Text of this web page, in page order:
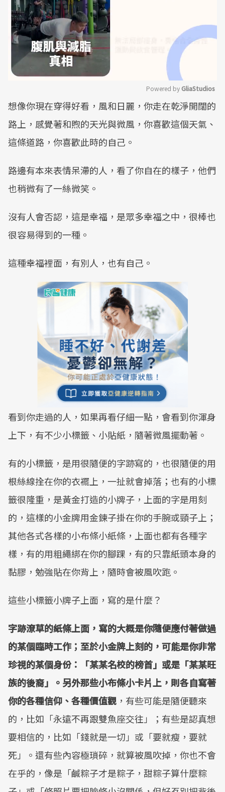
Mute
Powered by GliaStudios
想像你現在穿得好看，風和日麗，你走在乾淨開闊的
路上，感覺著和煦的天光與微風，你喜歡這個天氣、
這條道路，你喜歡此時的自己。
路邊有本來表情呆滯的人，看了你自在的樣子，他們
也稍微有了一絲微笑。
沒有人會否認，這是幸福，是眾多幸福之中，很棒也
很容易得到的一種。
這種幸福裡面，有別人，也有自己。
看到你走過的人，如果再看仔細一點，會看到你渾身
上下，有不少小標籤、小貼紙，隨著微風擺動著。
有的小標籤，是用很隨便的字跡寫的，也很隨便的用
根絲線拴在你的衣襬上，一扯就會掉落；也有的小標
籤很隆重，是黃金打造的小牌子，上面的字是用刻
的，這樣的小金牌用金鍊子掛在你的手腕或頸子上；
其他各式各樣的小布條小紙條，上面也都有各種字
樣，有的用粗繩綁在你的腳踝，有的只靠紙頭本身的
黏膠，勉強貼在你背上，隨時會被風吹跑。
這些小標籤小牌子上面，寫的是什麼？
字跡潦草的紙條上面，寫的大概是你隨便應付著做過
的某個臨時工作；至於小金牌上刻的，可能是你非常
珍視的某個身份：「某某名校的榜首」或是「某某旺
族的後裔」。另外那些小布條小卡片上，則各自寫著
你的各種信仰、各種價值觀 ，有些可能是隨便聽來
的，比如「永遠不再跟雙魚座交往」；有些是認真想
要相信的，比如「錢就是一切」或「要就瘦，要就
死」。還有些內容極瑣碎，就算被風吹掉，你也不會
在乎的，像是「鹹粽子才是粽子，甜粽子算什麼粽